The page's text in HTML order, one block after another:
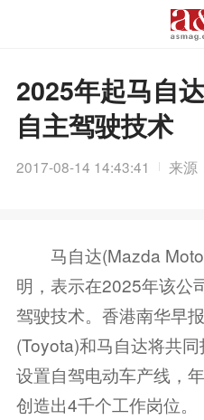
2025年起马自
自主驾驶技术
2017-08-14 14:43:41 来源
马自达(Mazda
明，表示在2025年该公
驾驶技术。香港南华早
(Toyota)和马自达将共
设置自驾电动车产线，
创造出4千个工作岗位。